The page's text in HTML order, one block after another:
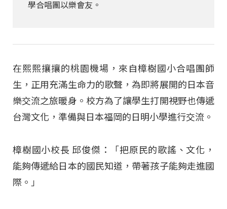
學合唱團以樂會友。
在熙熙攘攘的桃園機場，來自樟樹國小合唱團師
生，正用充滿生命力的歌聲，為即將展開的日本音
樂交流之旅暖身。校方為了讓學生打開視野也傳遞
台灣文化，準備與日本福岡的日明小學進行交流。
樟樹國小校長 邱俊傑：「把原民的歌謠、文化，
能夠傳遞給日本的國民知道，帶著孩子能夠走進國
際。」